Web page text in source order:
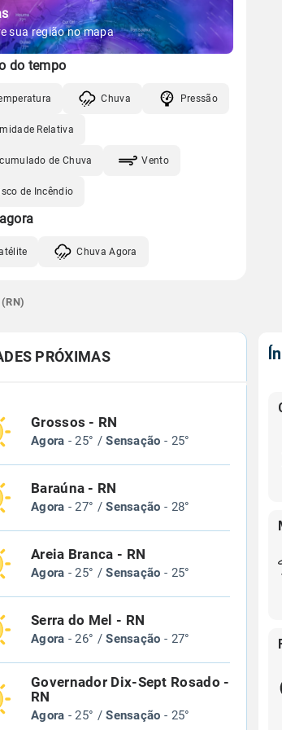
sua região no mapa
do tempo
Chuva Pressão
Relativa
de Chuva Vento
de Incêndio
Chuva Agora
PRÓXIMAS
Grossos - RN
Agora - 25° /Sensação - 25°
Baraúna - RN
Agora - 27° /Sensação - 28°
Areia Branca - RN
Agora - 25° /Sensação - 25°
Serra do Mel - RN
Agora - 26° /Sensação - 27°
Governador Dix-Sept Rosado -
RN
Agora - 25° /Sensação - 25°